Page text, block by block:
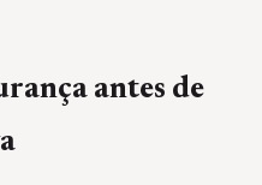
antes de